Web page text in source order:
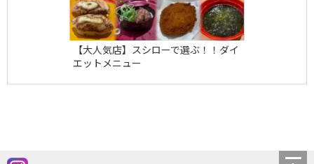
【大人気店】スシローで選ぶ！！ダイ
エットメニュー